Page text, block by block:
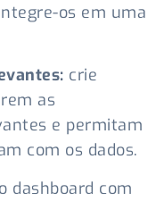
os em uma
crie
as
e permitam
com os dados.
dashboard com